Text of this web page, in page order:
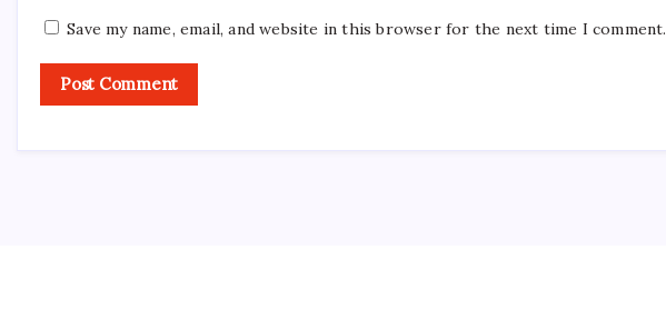
Save my name, email, and website in this browser for the next time I comment.